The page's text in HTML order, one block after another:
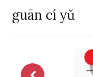
guān cí yǔ